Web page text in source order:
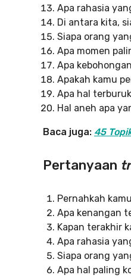
Apa rahasia
Di antara kita,
Siapa orang
Apa momen
Apa
Apakah kamu
Apa hal
Hal aneh apa
Baca juga: 45
Pertanyaan
Pernahkah
Apa kenangan
Kapan terakhir
Apa rahasia
Siapa orang
Apa hal paling